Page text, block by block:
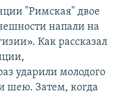
"Римская" двое
напали на
Как рассказал
ударили молодого
шею. Затем, когда